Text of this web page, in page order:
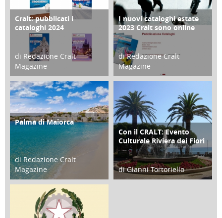
COPERTINA
Cralt: pubblicati i
cataloghi 2024
di Redazione Cralt
Magazine
21 Novembre 2023
CONTRO COPERTINA
I nuovi cataloghi estate
2023 Cralt sono online
di Redazione Cralt
Magazine
07 Marzo 2023
ATTIVITÀ
Palma di Maiorca
di Redazione Cralt
Magazine
25 Giugno 2016
ATTIVITÀ
Con il CRALT: Evento
Culturale Riviera dei Fiori
di Gianni Tortoriello